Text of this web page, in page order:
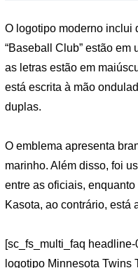
O logotipo moderno inclui
“Baseball Club” estão em
as letras estão em
está escrita à mão
duplas.
O emblema apresenta
marinho. Além disso, foi
entre as oficiais,
Kasota, ao contrário, está
[sc_fs_multi_faq headline-
logotipo Minnesota Twins